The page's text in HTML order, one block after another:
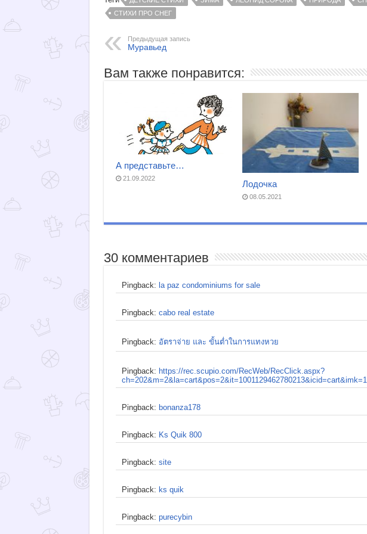
СТИХИ ПРО СНЕГ
Предыдущая запись
Муравьед
Вам также понравится:
А представьте…
21.09.2022
Лодочка
08.05.2021
30 комментариев
Pingback: la paz condominiums for sale
Pingback: cabo real estate
Pingback: อัตราจ่าย และ ขั้นต่ำในการแทงหวย
Pingback: https://rec.scupio.com/RecWeb/RecClick.aspx?
Pingback: bonanza178
Pingback: Ks Quik 800
Pingback: site
Pingback: ks quik
Pingback: purecybin